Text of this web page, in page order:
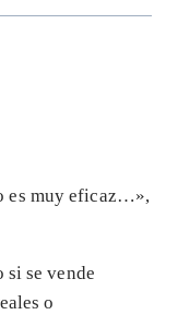
es muy eficaz…»,
si se vende
o